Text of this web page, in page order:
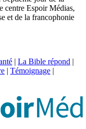
centre Espoir Médias,
et de la francophonie
| La Bible répond |
| Témoignage |